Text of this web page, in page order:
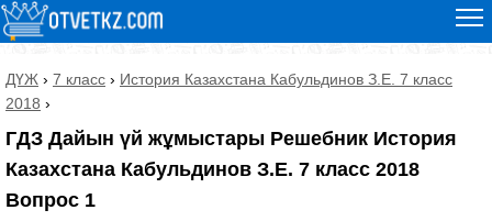
ДҮЖ › 7 класс › История Казахстана Кабульдинов З.Е. 7 класс
2018 ›
ГДЗ Дайын үй жұмыстары Решебник История
Казахстана Кабульдинов З.Е. 7 класс 2018
Вопрос 1